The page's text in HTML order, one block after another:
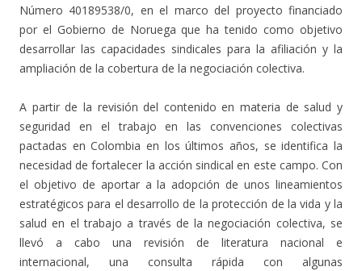
Número 40189538/0, en el marco del proyecto financiado
por el Gobierno de Noruega que ha tenido como objetivo
desarrollar las capacidades sindicales para la afiliación y la
ampliación de la cobertura de la negociación colectiva.
A partir de la revisión del contenido en materia de salud y
seguridad en el trabajo en las convenciones colectivas
pactadas en Colombia en los últimos años, se identifica la
necesidad de fortalecer la acción sindical en este campo. Con
el objetivo de aportar a la adopción de unos lineamientos
estratégicos para el desarrollo de la protección de la vida y la
salud en el trabajo a través de la negociación colectiva, se
llevó a cabo una revisión de literatura nacional e
internacional, una consulta rápida con algunas